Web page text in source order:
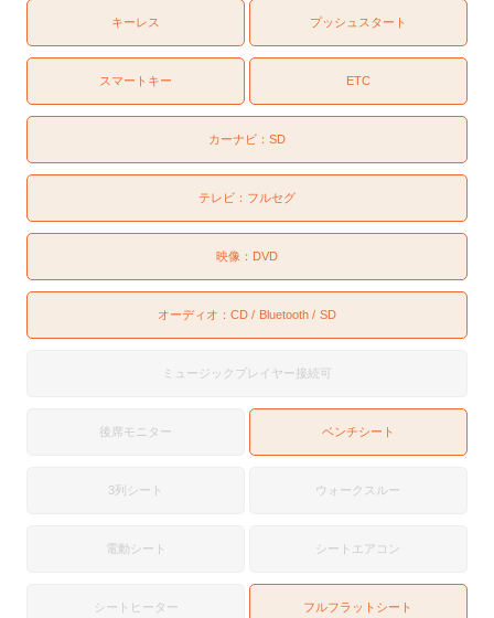
キーレス プッシュスタート
スマートキー ETC
カーナビ： SD
テレビ： フルセグ
映像： DVD
オーディオ： CD Bluetooth SD
ミュージックプレイヤー接続可
後席モニター ベンチシート
3列シート ウォークスルー
電動シート シートエアコン
シートヒーター フルフラットシート